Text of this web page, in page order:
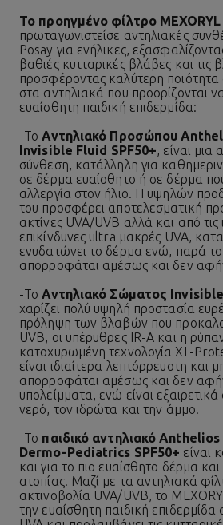
Το προηγμένο φίλτρο MEXORYL
πρωταγωνιστείσε αντηλιακές
Posay για ενήλικες,
βαθιές κυτταρικές βλάβες και τις
προσφέροντας καλύτερη ποιότητα
στα αντηλιακά που προορίζονται
ευαίσθητη παιδική επιδερμίδα:
-ΤοΑντηλιακό Προσώπου
Invisible Fluid SPF50+, είναι
σύνθεση, κατάλληλη για
σε δέρμα ευαίσθητο ή σε δέρμα
αλλεργία στον ήλιο. Η υψηλών
του προσφέρει αποτελεσματική
ακτίνες UVA/UVB αλλά και από τις
επικίνδυνες ultra μακρές UVA,
ενυδατώνει το δέρμα ενώ, παρά
απορροφάται αμέσως και δεν
-ΤοΑντηλιακό Σώματος
χαρίζει πολύ υψηλή προστασία
πρόληψη των βλαβών που
UVB, οι υπέρυθρες IR-A και η
κατοχυρωμένη τεχνολογία XL-
είναι ιδιαίτερα λεπτόρρευστη και
απορροφάται αμέσως και δεν
υπολείμματα, ενώ είναι
νερό, τον ιδρώτα και την άμμο.
-Το παιδικό αντηλιακόAnthelios
Dermo-Pediatrics SPF50+ είναι
και για το πιο ευαίσθητο δέρμα
ατοπίας. Μαζί με τα αντηλιακά
ακτινοβολία UVA/UVB, το
την ευαίσθητη παιδική